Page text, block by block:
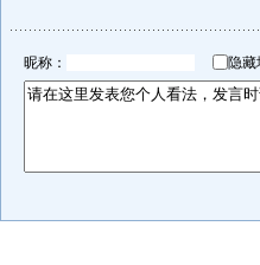
昵称： 隐